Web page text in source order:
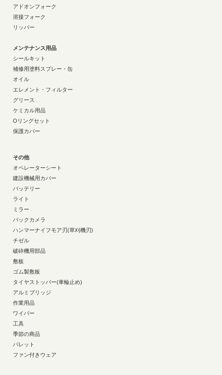
アドオンフォーク
溶接フォーク
リッパー
メンテナンス用品
シールキット
補修用塗料スプレー・缶
オイル
エレメント・フィルター
グリース
ケミカル用品
Oリングセット
保護カバー
その他
オペレーターシート
建設機械用カバー
バッテリー
ライト
ミラー
バックカメラ
ハンマーナイフモア刃(草刈機刃)
チゼル
破砕機用部品
敷板
ゴム製敷板
タイヤストッパー(車輪止め)
アルミブリッジ
作業用品
ワイパー
工具
季節の商品
パレット
ファン付きウェア